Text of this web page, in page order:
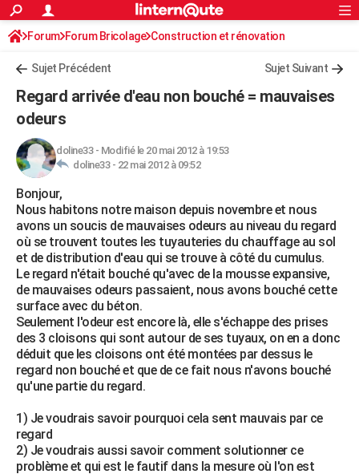
ACTUALITÉS
Politique
Société
Faits Divers
Education
Monde
Villes
+
Programme TV
Streaming
Cinéma
Sorties cinéma
Musique
FINANCE
Retraite
Impôts
Epargne
Immobilier
Risques naturels par ville
Banque
Assurance
Crédit
AUTO
Essais
Réserver un essai
Citadines
Berlines
SUV
Forum auto
HIGH-TECH
Mobiles
Meilleur smartphone
Internet
Ordinateurs
Jeux vidéo
Guide high-tech
BRICOLAGE
Forum
Aménagement intérieur
Extérieur
Cuisine
Salle de bains
Jardinage
Rangement
WEEK-END
Guides de France
Escapades
Patrimoine
Expositions
Musées
Week-end nature
+LIFESTYLE
Art de vivre
Bien-être
Loisirs
Mode
Modes de vie
SANTE
Alimentation
Guide de la santé
Maladies
Médicaments
Sommeil
VOYAGE
Destinations
City break
Voyage nature
Voyage de noces
Forum
Climat
+PHOTO
GUIDES D'ACHAT
BONS PLANS
Rechercher
S'inscrire
Connexion
Forum Forum Bricolage Construction et rénovation
Sujet Précédent Sujet Suivant
Regard arrivée d'eau non bouché = mauvaises
odeurs
doline33- Modifié le 20 mai 2012 à 19:53
doline33 - 22 mai 2012 à 09:52
Bonjour,
Nous habitons notre maison depuis novembre et nous
avons un soucis de mauvaises odeurs au niveau du regard
où se trouvent toutes les tuyauteries du chauffage au sol
et de distribution d'eau qui se trouve à côté du cumulus.
Le regard n'était bouché qu'avec de la mousse expansive,
de mauvaises odeurs passaient, nous avons bouché cette
surface avec du béton.
Seulement l'odeur est encore là, elle s'échappe des prises
des 3 cloisons qui sont autour de ses tuyaux, on en a donc
déduit que les cloisons ont été montées par dessus le
regard non bouché et que de ce fait nous n'avons bouché
qu'une partie du regard.
1) Je voudrais savoir pourquoi cela sent mauvais par ce
regard
2) Je voudrais aussi savoir comment solutionner ce
problème et qui est le fautif dans la mesure où l'on est